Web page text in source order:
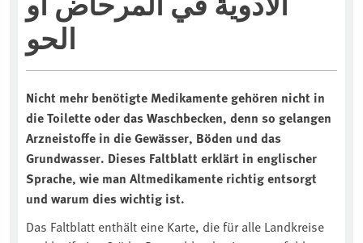
الحو
Nicht mehr benötigte Medikamente gehören nicht in
die Toilette oder das Waschbecken, denn so gelangen
Arzneistoffe in die Gewässer, Böden und das
Grundwasser. Dieses Faltblatt erklärt in englischer
Sprache, wie man Altmedikamente richtig entsorgt
und warum dies wichtig ist.
Das Faltblatt enthält eine Karte, die für alle Landkreise